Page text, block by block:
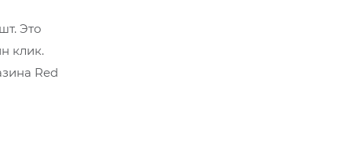
Это
клик.
Red